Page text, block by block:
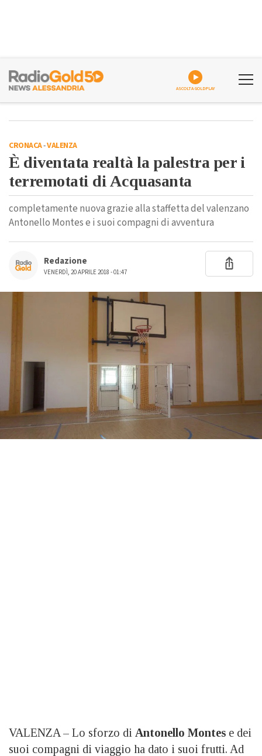
ASCOLTA GOLDPLAY
CRONACA-VALENZA
È diventata realtà la palestra per i
terremotati di Acquasanta
completamente nuova grazie alla staffetta del valenzano
Antonello Montes e i suoi compagni di avventura
Redazione
VENERDÌ, 20 APRILE 2018 - 01:47
VALENZA – Lo sforzo di Antonello Montes e dei
suoi compagni di viaggio ha dato i suoi frutti. Ad